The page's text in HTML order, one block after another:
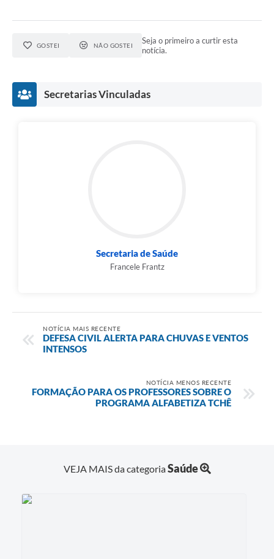
GOSTEI NÃO GOSTEI
Seja o primeiro a curtir esta
notícia.
Secretarias Vinculadas
Secretaria de Saúde
Francele Frantz
NOTÍCIA MAIS RECENTE
DEFESA CIVIL ALERTA PARA CHUVAS E VENTOS
INTENSOS
NOTÍCIA MENOS RECENTE
FORMAÇÃO PARA OS PROFESSORES SOBRE O
PROGRAMA ALFABETIZA TCHÊ
VEJA MAIS da categoriaSaúde